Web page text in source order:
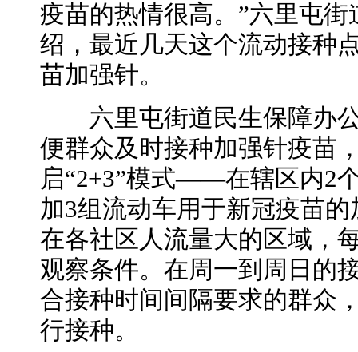
疫苗的热情很高。”六里屯
绍，最近几天这个流动接种
苗加强针。
六里屯街道民生保障办公
便群众及时接种加强针疫苗
启“2+3”模式——在辖区内2
加3组流动车用于新冠疫苗
在各社区人流量大的区域，
观察条件。在周一到周日的
合接种时间间隔要求的群众
行接种。